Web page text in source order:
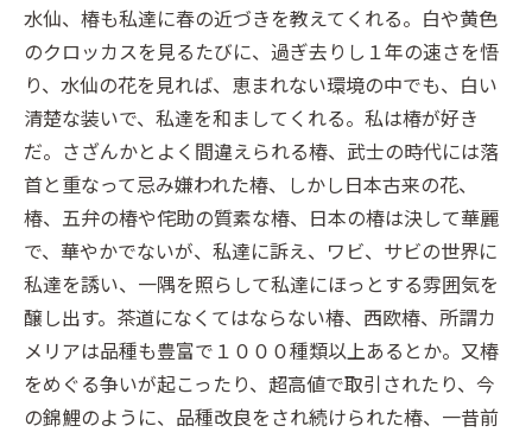
水仙、椿も私達に春の近づきを教えてくれる。白や黄色
のクロッカスを見るたびに、過ぎ去りし１年の速さを悟
り、水仙の花を見れば、恵まれない環境の中でも、白い
清楚な装いで、私達を和ましてくれる。私は椿が好き
だ。さざんかとよく間違えられる椿、武士の時代には落
首と重なって忌み嫌われた椿、しかし日本古来の花、
椿、五弁の椿や侘助の質素な椿、日本の椿は決して華麗
で、華やかでないが、私達に訴え、ワビ、サビの世界に
私達を誘い、一隅を照らして私達にほっとする雰囲気を
醸し出す。茶道になくてはならない椿、西欧椿、所謂カ
メリアは品種も豊富で１０００種類以上あるとか。又椿
をめぐる争いが起こったり、超高値で取引されたり、今
の錦鯉のように、品種改良をされ続けられた椿、一昔前